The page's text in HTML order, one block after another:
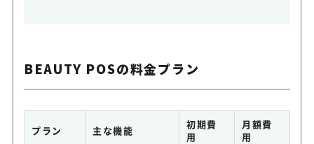
BEAUTY POSの料金プラン
プラン 主な機能
初期費
用
月額費
用